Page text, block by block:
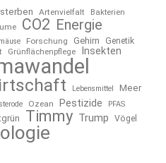
Artenvielfalt
Bakterien
CO2 Energie
Forschung Gehirn Genetik
Grünflächenpflege Insekten
Lebensmittel
Meer
Ozean Pestizide PFAS
Timmy Trump
Vögel